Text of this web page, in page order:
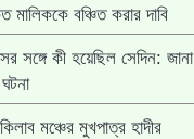
মালিককে বঞ্চিত করার দাবি
সঙ্গে কী হয়েছিল সেদিন: জানা
মঞ্চের মুখপাত্র হাদীর